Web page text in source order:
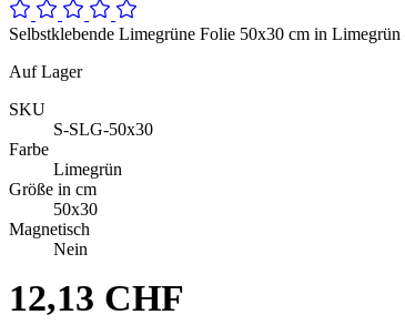
Selbstklebende Limegrüne Folie 50x30 cm in
Auf Lager
SKU
S-SLG-50x30
Farbe
Limegrün
Größe in cm
50x30
Magnetisch
Nein
12,13 CHF